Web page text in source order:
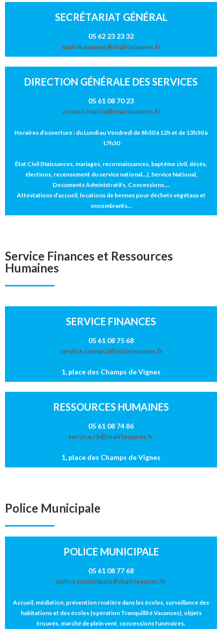
SECRÉTARIAT GÉNÉRAL
05 62 23 23 32
mairie.eaunes@mairieaunes.fr
DIRECTION GÉNÉRALE DES SERVICES
05 61 08 70 23
accueil.mairie@mairieaunes.fr
Horaires d’ouverture : du Lundi au Vendredi de 8h30 à 12h et de 13h30 à
17h30
État Civil (Naissances, mariages, reconnaissances, baptême civil, décès,
élections, recensement du service national…), Service National,
Documents Administratifs, Concessions....
Attestations d’accueil, locations de bennes pour déchets végétaux et
encombrants…
Service Finances et Ressources
Humaines
SERVICE FINANCES
05 61 08 75 68
service.compta@mairieaunes.fr
1, place des Champs de Vignes
RESSOURCES HUMAINES
05 61 08 74 86
service.rh@mairieaunes.fr
1, place des Champs de Vignes
Police Municipale
POLICE MUNICIPALE
05 61 08 77 68
police.municipale@mairieaunes.fr
Accueil, médiation, prévention routière dans les écoles, surveillance des
habitations et des écoles (opération Tranquillité Vacances), objets
trouvés, marché de plein vent, concessions funéraires.